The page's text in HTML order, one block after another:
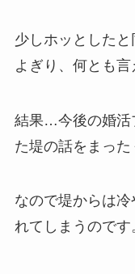
少しホッとした
よぎり、何とも言
結果…今後の婚活
た堤の話をまった
なので堤からは
れてしまうのです